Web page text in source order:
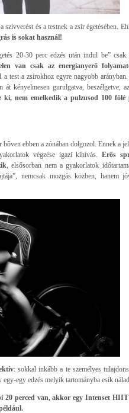
és a testnek a zsír égetésében.
is sokat használ!
20-30 perc edzés után indul be”
van csak az energianyerő
test a zsírokhoz egyre nagyobb
át kényelmesen gurulgatva, beszélgetve,
ki, nem emelkedik a pulzusod 100 fölé
ebben a zónában dolgozol. Ennek a
végzése igazi kihívás.
Erős
, elsősorban nem a gyakorlatok
nemcsak mozgás közben, hanem
: sokkal inkább a te személyes
egy edzés melyik tartományba esik nálad.
20 perced van, akkor egy Intenset HIIT